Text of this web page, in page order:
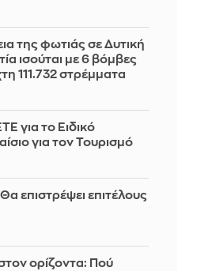
της φωτιάς σε Δυτική
ισούται με 6 βόμβες
111.732 στρέμματα
για το Ειδικό
για τον Τουρισμό
επιστρέψει επιτέλους
ορίζοντα: Πού